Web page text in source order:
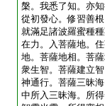
槃。我悉了知。亦
從初發心。修習善
就滿足諸波羅蜜種
在力。入菩薩地。
地。菩薩地相。菩
衆生智。菩薩建立
神通行。菩薩三昧
中所入三昧海。所